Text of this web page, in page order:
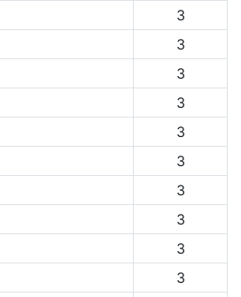
3
3
3
3
3
3
3
3
3
3